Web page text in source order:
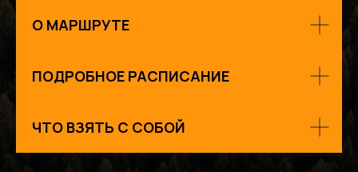
О МАРШРУТЕ
ПОДРОБНОЕ РАСПИСАНИЕ
ЧТО ВЗЯТЬ С СОБОЙ